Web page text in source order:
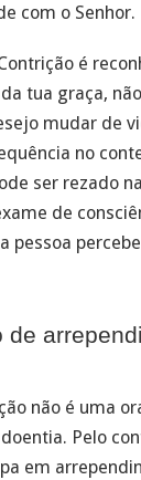
com o Senhor.
é
tua graça,
mudar de
no
ser rezado
de
pessoa
de
não é uma
Pelo
em